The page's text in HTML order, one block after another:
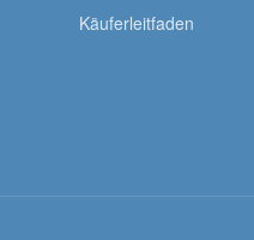
Käuferleitfaden